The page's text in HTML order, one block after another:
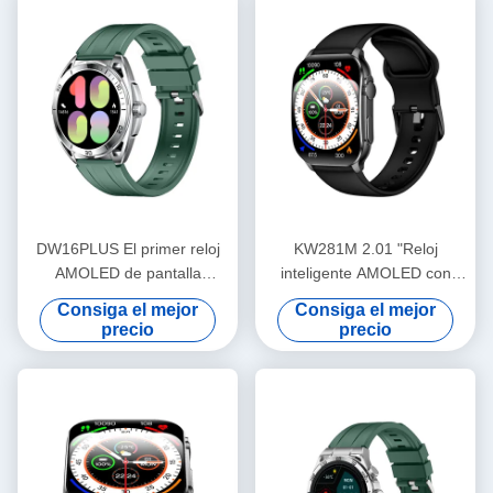
DW16PLUS El primer reloj
AMOLED de pantalla
redonda más grande de la
industria
Consiga el mejor
precio
KW281M 2.01 "Reloj
inteligente AMOLED con
pantalla curva flexible con
Dafit APP y bisel de metal
Consiga el mejor
precio